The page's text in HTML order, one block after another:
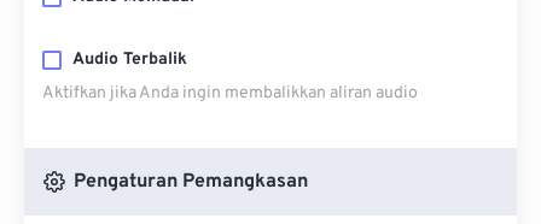
Audio Terbalik
Aktifkan jika Anda ingin membalikkan aliran audio
Pengaturan Pemangkasan